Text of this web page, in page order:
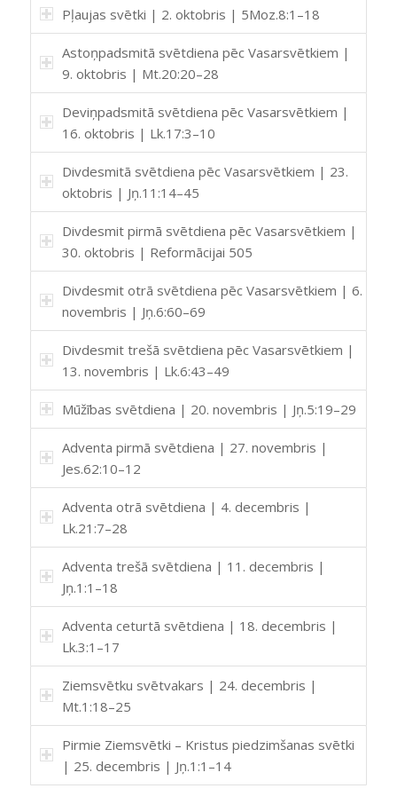
Pļaujas svētki | 2. oktobris | 5Moz.8:1–18
Astoņpadsmitā svētdiena pēc Vasarsvētkiem |
9. oktobris | Mt.20:20–28
Deviņpadsmitā svētdiena pēc Vasarsvētkiem |
16. oktobris | Lk.17:3–10
Divdesmitā svētdiena pēc Vasarsvētkiem | 23.
oktobris | Jņ.11:14–45
Divdesmit pirmā svētdiena pēc Vasarsvētkiem |
30. oktobris | Reformācijai 505
Divdesmit otrā svētdiena pēc Vasarsvētkiem | 6.
novembris | Jņ.6:60–69
Divdesmit trešā svētdiena pēc Vasarsvētkiem |
13. novembris | Lk.6:43–49
Mūžības svētdiena | 20. novembris | Jņ.5:19–29
Adventa pirmā svētdiena | 27. novembris |
Jes.62:10–12
Adventa otrā svētdiena | 4. decembris |
Lk.21:7–28
Adventa trešā svētdiena | 11. decembris |
Jņ.1:1–18
Adventa ceturtā svētdiena | 18. decembris |
Lk.3:1–17
Ziemsvētku svētvakars | 24. decembris |
Mt.1:18–25
Pirmie Ziemsvētki – Kristus piedzimšanas svētki
| 25. decembris | Jņ.1:1–14